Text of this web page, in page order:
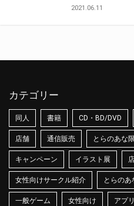
2021.06.11
カテゴリー
同人 書籍 CD・BD/DVD
店舗 通信販売 とらのあな
キャンペーン イラスト展
女性向けサークル紹介 とらのあ
一般ゲーム 女性向け アプリ